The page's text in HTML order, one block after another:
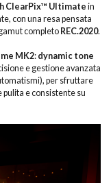
ClearPix™ Ultimate in
con una resa pensata
completo REC.2020.
MK2: dynamic tone
e gestione avanzata
per sfruttare
e consistente su